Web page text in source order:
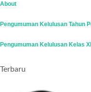
About
Pengumuman Kelulusan Tahun
Pengumuman Kelulusan Kelas
Terbaru